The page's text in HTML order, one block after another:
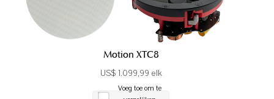
Motion XTC8
US$ 1.099,99 elk
Voeg toe om te